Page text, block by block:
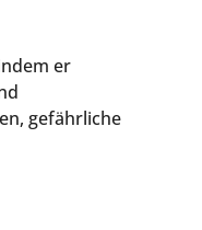
er
gefährliche